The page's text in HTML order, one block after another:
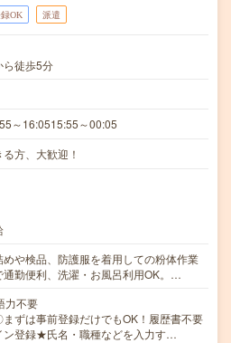
OK 派遣
ら徒歩5分
～16:0515:55～00:05
方、大歓迎！
や検品、防護服を着用しての粉体作業
通勤便利、洗濯・お風呂利用OK。…
力不要
ずは事前登録だけでもOK！履歴書不要
ン登録★氏名・職種などを入力す…